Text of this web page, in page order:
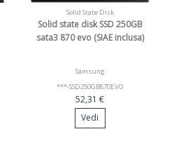
Solid State Disk
Solid state disk SSD 250GB
sata3 870 evo (SIAE inclusa)
Samsung
***-SSD250GB870EVO
52,31 €
Vedi